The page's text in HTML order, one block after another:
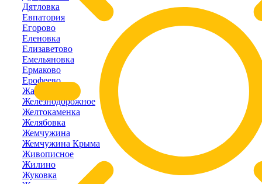
Дятловка
Евпатория
Егорово
Еленовка
Елизаветово
Емельяновка
Ермаково
Ерофеево
Жаворонки
Железнодорожное
Желтокаменка
Желябовка
Жемчужина
Жемчужина Крыма
Живописное
Жилино
Жуковка